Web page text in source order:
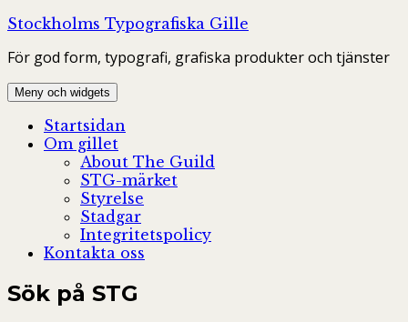
Hoppa
innehåll
Stockholms Typografiska Gille
För god form, typografi, grafiska produkter och tjänster
Meny och widgets
Startsidan
Om gillet
About The Guild
STG-märket
Styrelse
Stadgar
Integritetspolicy
Kontakta oss
Sök på STG